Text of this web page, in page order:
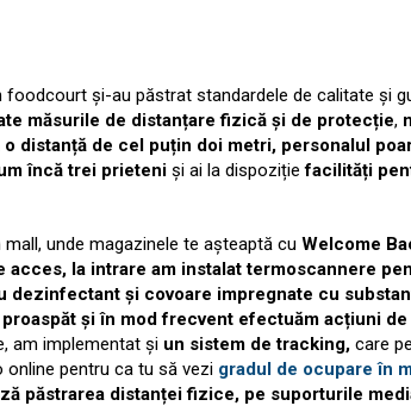
și-au păstrat standardele de calitate și
măsurile de distanțare fizică și de protecție,
o distanță de cel puțin doi metri, personalul
încă trei prieteni și ai la dispozițiefacilități
unde magazinele te așteaptă cu Welcome
acces, la intrare am instalat termoscannere
și covoare impregnate cu
și în mod frecvent efectuăm acțiuni
am implementat și un sistem de tracking, care
online pentru ca tu să vezi gradul de ocupare în
păstrarea distanței fizice, pe suporturile